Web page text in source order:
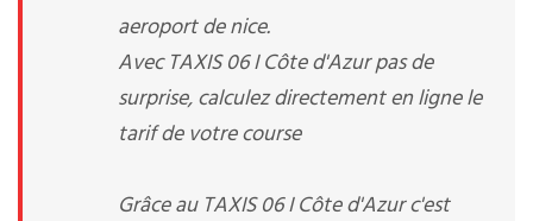
aeroport de nice.
Avec TAXIS 06 I Côte d'Azur pas de
surprise, calculez directement en ligne le
tarif de votre course
Grâce au TAXIS 06 I Côte d'Azur c'est